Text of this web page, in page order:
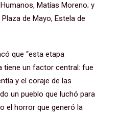
Matías Moreno; y
de Mayo, Estela de
que “esta etapa
tiene un factor central: fue
y el coraje de las
un pueblo que luchó para
el horror que generó la